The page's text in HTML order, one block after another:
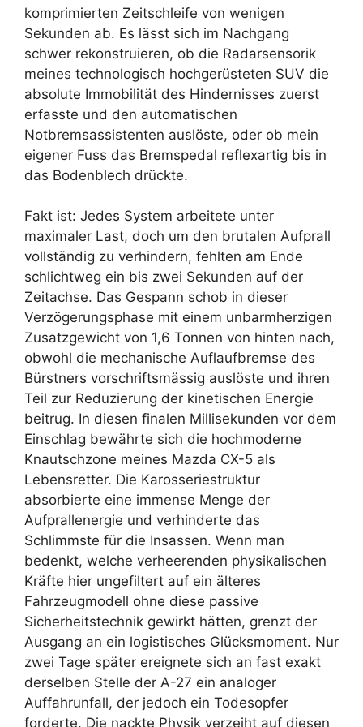
komprimierten Zeitschleife von wenigen
Sekunden ab. Es lässt sich im Nachgang
schwer rekonstruieren, ob die Radarsensorik
meines technologisch hochgerüsteten SUV die
absolute Immobilität des Hindernisses zuerst
erfasste und den automatischen
Notbremsassistenten auslöste, oder ob mein
eigener Fuss das Bremspedal reflexartig bis in
das Bodenblech drückte.
Fakt ist: Jedes System arbeitete unter
maximaler Last, doch um den brutalen Aufprall
vollständig zu verhindern, fehlten am Ende
schlichtweg ein bis zwei Sekunden auf der
Zeitachse. Das Gespann schob in dieser
Verzögerungsphase mit einem unbarmherzigen
Zusatzgewicht von 1,6 Tonnen von hinten nach,
obwohl die mechanische Auflaufbremse des
Bürstners vorschriftsmässig auslöste und ihren
Teil zur Reduzierung der kinetischen Energie
beitrug. In diesen finalen Millisekunden vor dem
Einschlag bewährte sich die hochmoderne
Knautschzone meines Mazda CX-5 als
Lebensretter. Die Karosseriestruktur
absorbierte eine immense Menge der
Aufprallenergie und verhinderte das
Schlimmste für die Insassen. Wenn man
bedenkt, welche verheerenden physikalischen
Kräfte hier ungefiltert auf ein älteres
Fahrzeugmodell ohne diese passive
Sicherheitstechnik gewirkt hätten, grenzt der
Ausgang an ein logistisches Glücksmoment. Nur
zwei Tage später ereignete sich an fast exakt
derselben Stelle der A-27 ein analoger
Auffahrunfall, der jedoch ein Todesopfer
forderte. Die nackte Physik verzeiht auf diesen